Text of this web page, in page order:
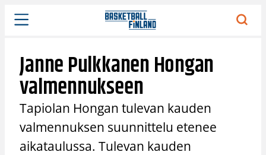
Siirry
sisältöön
Janne Pulkkanen Hongan
valmennukseen
Tapiolan Hongan tulevan kauden
valmennuksen suunnittelu etenee
aikataulussa. Tulevan kauden